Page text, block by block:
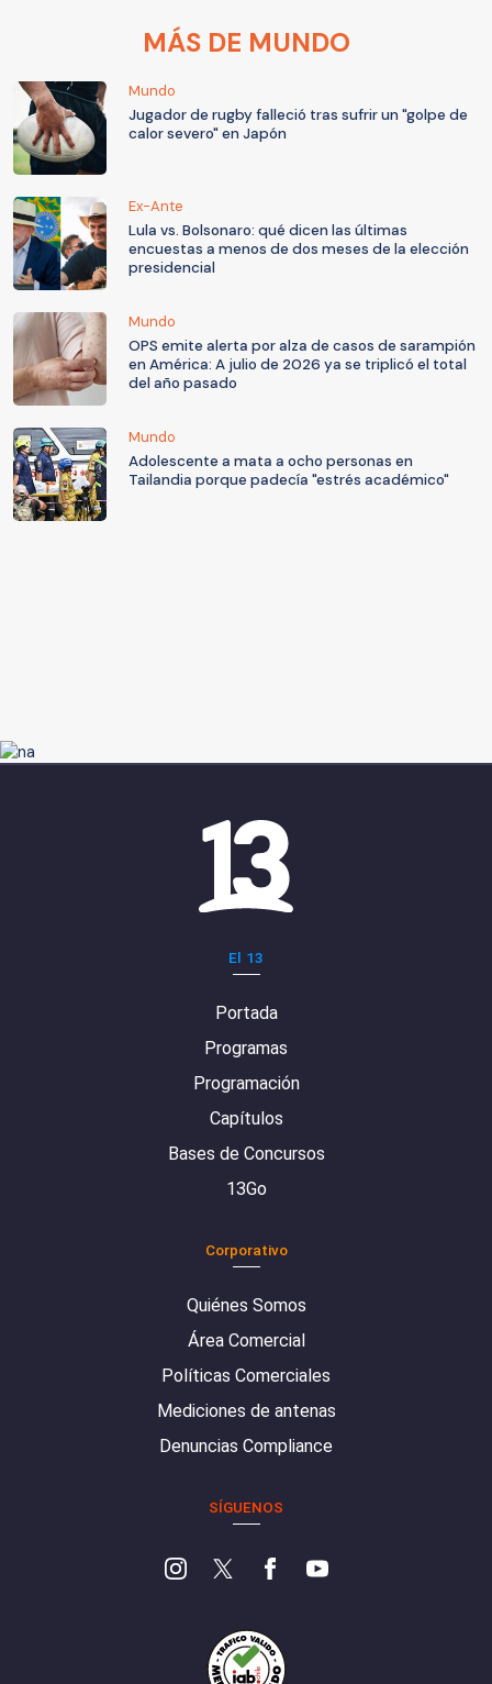
MÁS DE MUNDO
Mundo
Jugador de rugby falleció tras sufrir un "golpe de
calor severo" en Japón
Ex-Ante
Lula vs. Bolsonaro: qué dicen las últimas
encuestas a menos de dos meses de la elección
presidencial
Mundo
OPS emite alerta por alza de casos de sarampión
en América: A julio de 2026 ya se triplicó el total
del año pasado
Mundo
Adolescente a mata a ocho personas en
Tailandia porque padecía "estrés académico"
El 13
Portada
Programas
Programación
Capítulos
Bases de Concursos
13Go
Corporativo
Quiénes Somos
Área Comercial
Políticas Comerciales
Mediciones de antenas
Denuncias Compliance
SÍGUENOS